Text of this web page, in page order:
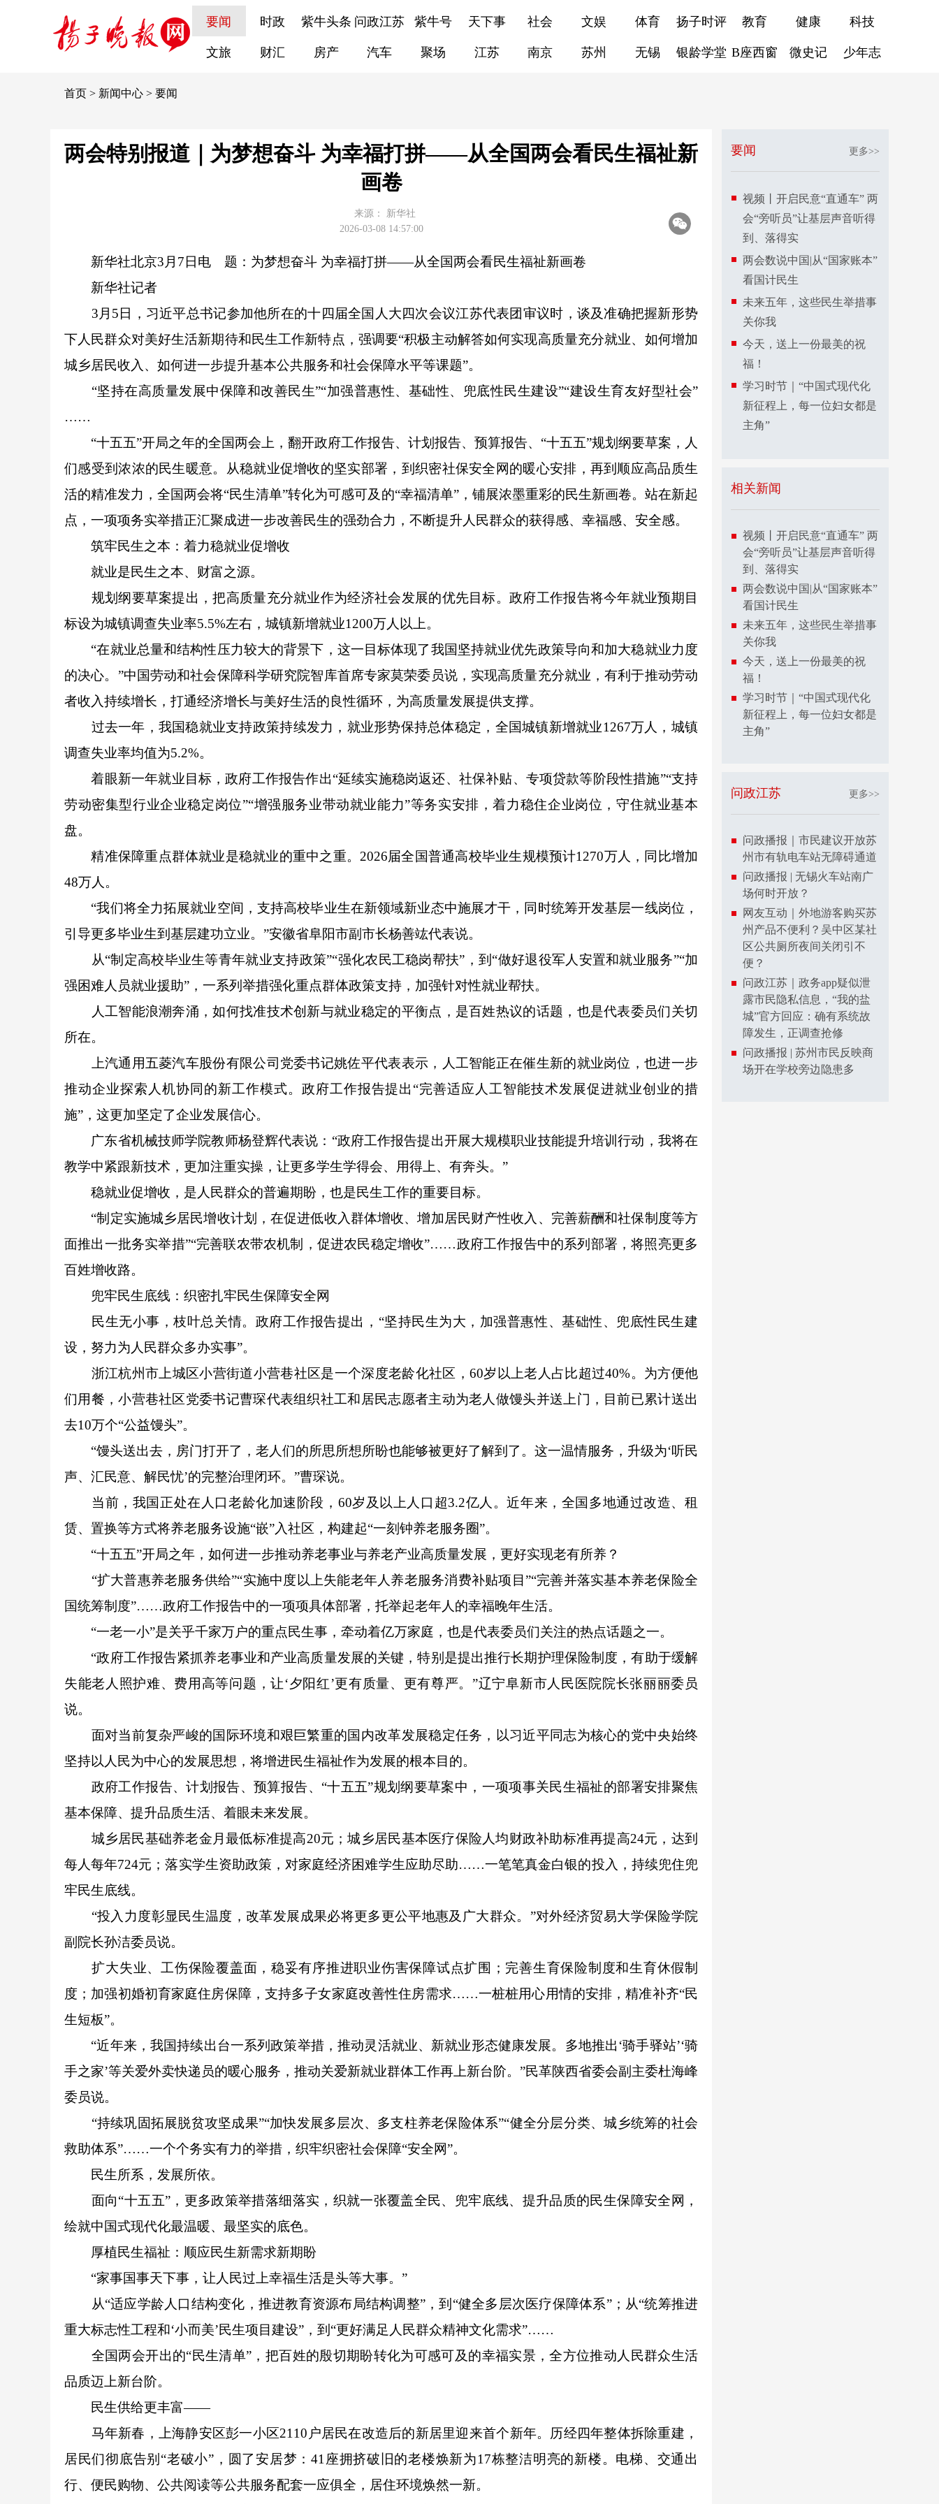
要闻 时政 紫牛头条 问政江苏 紫牛号 天下事 社会 文娱 体育 扬子时评 教育 健康 科技
文旅 财汇 房产 汽车 聚场 江苏 南京 苏州 无锡 银龄学堂 B座西窗 微史记 少年志
首页 > 新闻中心 > 要闻
两会特别报道｜为梦想奋斗 为幸福打拼——从全国两会看民生福祉新
画卷
来源：
新华社
2026-03-08 14:57:00
新华社北京3月7日电 题：为梦想奋斗 为幸福打拼——从全国两会看民生福祉新画卷
新华社记者
3月5日，习近平总书记参加他所在的十四届全国人大四次会议江苏代表团审议时，谈及准确把握新形势
下人民群众对美好生活新期待和民生工作新特点，强调要“积极主动解答如何实现高质量充分就业、如何增加
城乡居民收入、如何进一步提升基本公共服务和社会保障水平等课题”。
“坚持在高质量发展中保障和改善民生”“加强普惠性、基础性、兜底性民生建设”“建设生育友好型社会”
……
“十五五”开局之年的全国两会上，翻开政府工作报告、计划报告、预算报告、“十五五”规划纲要草案，人
们感受到浓浓的民生暖意。从稳就业促增收的坚实部署，到织密社保安全网的暖心安排，再到顺应高品质生
活的精准发力，全国两会将“民生清单”转化为可感可及的“幸福清单”，铺展浓墨重彩的民生新画卷。站在新起
点，一项项务实举措正汇聚成进一步改善民生的强劲合力，不断提升人民群众的获得感、幸福感、安全感。
筑牢民生之本：着力稳就业促增收
就业是民生之本、财富之源。
规划纲要草案提出，把高质量充分就业作为经济社会发展的优先目标。政府工作报告将今年就业预期目
标设为城镇调查失业率5.5%左右，城镇新增就业1200万人以上。
“在就业总量和结构性压力较大的背景下，这一目标体现了我国坚持就业优先政策导向和加大稳就业力度
的决心。”中国劳动和社会保障科学研究院智库首席专家莫荣委员说，实现高质量充分就业，有利于推动劳动
者收入持续增长，打通经济增长与美好生活的良性循环，为高质量发展提供支撑。
过去一年，我国稳就业支持政策持续发力，就业形势保持总体稳定，全国城镇新增就业1267万人，城镇
调查失业率均值为5.2%。
着眼新一年就业目标，政府工作报告作出“延续实施稳岗返还、社保补贴、专项贷款等阶段性措施”“支持
劳动密集型行业企业稳定岗位”“增强服务业带动就业能力”等务实安排，着力稳住企业岗位，守住就业基本
盘。
精准保障重点群体就业是稳就业的重中之重。2026届全国普通高校毕业生规模预计1270万人，同比增加
48万人。
“我们将全力拓展就业空间，支持高校毕业生在新领域新业态中施展才干，同时统筹开发基层一线岗位，
引导更多毕业生到基层建功立业。”安徽省阜阳市副市长杨善竑代表说。
从“制定高校毕业生等青年就业支持政策”“强化农民工稳岗帮扶”，到“做好退役军人安置和就业服务”“加
强困难人员就业援助”，一系列举措强化重点群体政策支持，加强针对性就业帮扶。
人工智能浪潮奔涌，如何找准技术创新与就业稳定的平衡点，是百姓热议的话题，也是代表委员们关切
所在。
上汽通用五菱汽车股份有限公司党委书记姚佐平代表表示，人工智能正在催生新的就业岗位，也进一步
推动企业探索人机协同的新工作模式。政府工作报告提出“完善适应人工智能技术发展促进就业创业的措
施”，这更加坚定了企业发展信心。
广东省机械技师学院教师杨登辉代表说：“政府工作报告提出开展大规模职业技能提升培训行动，我将在
教学中紧跟新技术，更加注重实操，让更多学生学得会、用得上、有奔头。”
稳就业促增收，是人民群众的普遍期盼，也是民生工作的重要目标。
“制定实施城乡居民增收计划，在促进低收入群体增收、增加居民财产性收入、完善薪酬和社保制度等方
面推出一批务实举措”“完善联农带农机制，促进农民稳定增收”……政府工作报告中的系列部署，将照亮更多
百姓增收路。
兜牢民生底线：织密扎牢民生保障安全网
民生无小事，枝叶总关情。政府工作报告提出，“坚持民生为大，加强普惠性、基础性、兜底性民生建
设，努力为人民群众多办实事”。
浙江杭州市上城区小营街道小营巷社区是一个深度老龄化社区，60岁以上老人占比超过40%。为方便他
们用餐，小营巷社区党委书记曹琛代表组织社工和居民志愿者主动为老人做馒头并送上门，目前已累计送出
去10万个“公益馒头”。
“馒头送出去，房门打开了，老人们的所思所想所盼也能够被更好了解到了。这一温情服务，升级为‘听民
声、汇民意、解民忧’的完整治理闭环。”曹琛说。
当前，我国正处在人口老龄化加速阶段，60岁及以上人口超3.2亿人。近年来，全国多地通过改造、租
赁、置换等方式将养老服务设施“嵌”入社区，构建起“一刻钟养老服务圈”。
“十五五”开局之年，如何进一步推动养老事业与养老产业高质量发展，更好实现老有所养？
“扩大普惠养老服务供给”“实施中度以上失能老年人养老服务消费补贴项目”“完善并落实基本养老保险全
国统筹制度”……政府工作报告中的一项项具体部署，托举起老年人的幸福晚年生活。
“一老一小”是关乎千家万户的重点民生事，牵动着亿万家庭，也是代表委员们关注的热点话题之一。
“政府工作报告紧抓养老事业和产业高质量发展的关键，特别是提出推行长期护理保险制度，有助于缓解
失能老人照护难、费用高等问题，让‘夕阳红’更有质量、更有尊严。”辽宁阜新市人民医院院长张丽丽委员
说。
面对当前复杂严峻的国际环境和艰巨繁重的国内改革发展稳定任务，以习近平同志为核心的党中央始终
坚持以人民为中心的发展思想，将增进民生福祉作为发展的根本目的。
政府工作报告、计划报告、预算报告、“十五五”规划纲要草案中，一项项事关民生福祉的部署安排聚焦
基本保障、提升品质生活、着眼未来发展。
城乡居民基础养老金月最低标准提高20元；城乡居民基本医疗保险人均财政补助标准再提高24元，达到
每人每年724元；落实学生资助政策，对家庭经济困难学生应助尽助……一笔笔真金白银的投入，持续兜住兜
牢民生底线。
“投入力度彰显民生温度，改革发展成果必将更多更公平地惠及广大群众。”对外经济贸易大学保险学院
副院长孙洁委员说。
扩大失业、工伤保险覆盖面，稳妥有序推进职业伤害保障试点扩围；完善生育保险制度和生育休假制
度；加强初婚初育家庭住房保障，支持多子女家庭改善性住房需求……一桩桩用心用情的安排，精准补齐“民
生短板”。
“近年来，我国持续出台一系列政策举措，推动灵活就业、新就业形态健康发展。多地推出‘骑手驿站’‘骑
手之家’等关爱外卖快递员的暖心服务，推动关爱新就业群体工作再上新台阶。”民革陕西省委会副主委杜海峰
委员说。
“持续巩固拓展脱贫攻坚成果”“加快发展多层次、多支柱养老保险体系”“健全分层分类、城乡统筹的社会
救助体系”……一个个务实有力的举措，织牢织密社会保障“安全网”。
民生所系，发展所依。
面向“十五五”，更多政策举措落细落实，织就一张覆盖全民、兜牢底线、提升品质的民生保障安全网，
绘就中国式现代化最温暖、最坚实的底色。
厚植民生福祉：顺应民生新需求新期盼
“家事国事天下事，让人民过上幸福生活是头等大事。”
从“适应学龄人口结构变化，推进教育资源布局结构调整”，到“健全多层次医疗保障体系”；从“统筹推进
重大标志性工程和‘小而美’民生项目建设”，到“更好满足人民群众精神文化需求”……
全国两会开出的“民生清单”，把百姓的殷切期盼转化为可感可及的幸福实景，全方位推动人民群众生活
品质迈上新台阶。
民生供给更丰富——
马年新春，上海静安区彭一小区2110户居民在改造后的新居里迎来首个新年。历经四年整体拆除重建，
居民们彻底告别“老破小”，圆了安居梦：41座拥挤破旧的老楼焕新为17栋整洁明亮的新楼。电梯、交通出
行、便民购物、公共阅读等公共服务配套一应俱全，居住环境焕然一新。
要闻 更多>>
视频丨开启民意“直通车” 两
会“旁听员”让基层声音听得
到、落得实
两会数说中国|从“国家账本”
看国计民生
未来五年，这些民生举措事
关你我
今天，送上一份最美的祝
福！
学习时节｜“中国式现代化
新征程上，每一位妇女都是
主角”
相关新闻
视频丨开启民意“直通车” 两
会“旁听员”让基层声音听得
到、落得实
两会数说中国|从“国家账本”
看国计民生
未来五年，这些民生举措事
关你我
今天，送上一份最美的祝
福！
学习时节｜“中国式现代化
新征程上，每一位妇女都是
主角”
问政江苏 更多>>
问政播报｜市民建议开放苏
州市有轨电车站无障碍通道
问政播报 | 无锡火车站南广
场何时开放？
网友互动｜外地游客购买苏
州产品不便利？吴中区某社
区公共厕所夜间关闭引不
便？
问政江苏｜政务app疑似泄
露市民隐私信息，“我的盐
城”官方回应：确有系统故
障发生，正调查抢修
问政播报 | 苏州市民反映商
场开在学校旁边隐患多